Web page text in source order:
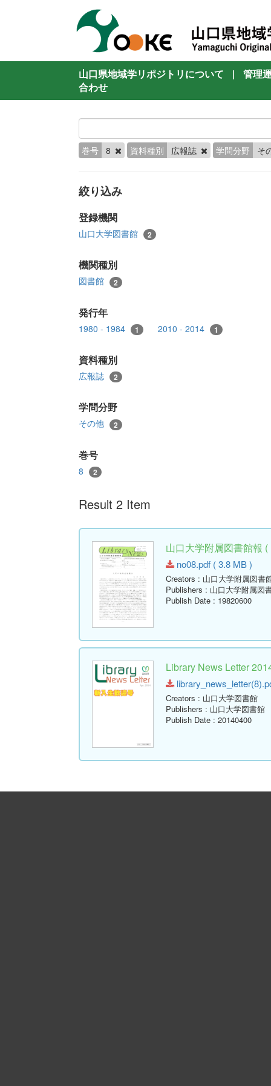
山口県地域学リポジトリについて |
管理
合わせ
巻号 8 資料種別 広報誌 学問分野 そ
絞り込み
登録機関
山口大学図書館 2
機関種別
図書館 2
発行年
1980 - 1984 1 2010 - 2014 1
資料種別
広報誌 2
学問分野
その他 2
巻号
8 2
Result 2 Item
山口大学附属図書館報
no08.pdf ( 3.8 MB )
Creators : 山口大学附属図書
Publishers : 山口大学附属図
Publish Date : 19820600
Library News Letter
Creators : 山口大学図書館
Publishers : 山口大学図書館
Publish Date : 20140400